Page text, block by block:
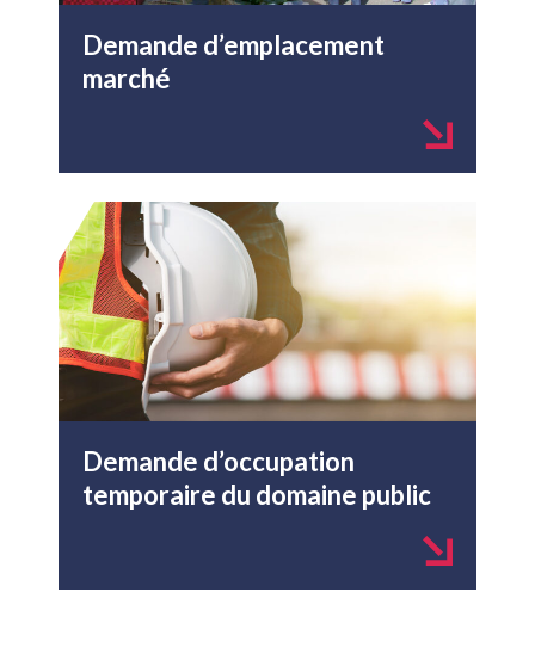
Demande d’emplacement
marché
Demande d’occupation
temporaire du domaine public